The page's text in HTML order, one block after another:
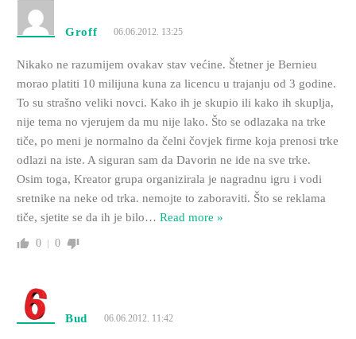
Groff 06.06.2012. 13:25
Nikako ne razumijem ovakav stav većine. Štetner je Bernieu
morao platiti 10 milijuna kuna za licencu u trajanju od 3 godine.
To su strašno veliki novci. Kako ih je skupio ili kako ih skuplja,
nije tema no vjerujem da mu nije lako. Što se odlazaka na trke
tiče, po meni je normalno da čelni čovjek firme koja prenosi trke
odlazi na iste. A siguran sam da Davorin ne ide na sve trke.
Osim toga, Kreator grupa organizirala je nagradnu igru i vodi
sretnike na neke od trka. nemojte to zaboraviti. Što se reklama
tiče, sjetite se da ih je bilo… Read more »
0 0
Bud 06.06.2012. 11:42